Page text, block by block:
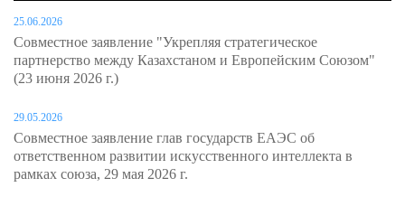
25.06.2026
Совместное заявление "Укрепляя стратегическое
партнерство между Казахстаном и Европейским Союзом"
(23 июня 2026 г.)
29.05.2026
Совместное заявление глав государств ЕАЭС об
ответственном развитии искусственного интеллекта в
рамках союза, 29 мая 2026 г.